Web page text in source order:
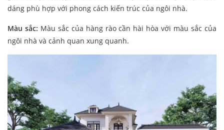
dáng phù hợp với phong cách kiến trúc của ngôi nhà.
Màu sắc: Màu sắc của hàng rào cần hài hòa với màu sắc của
ngôi nhà và cảnh quan xung quanh.